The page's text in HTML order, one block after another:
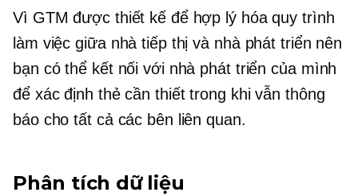
Vì GTM được thiết kế để hợp lý hóa quy trình
làm việc giữa nhà tiếp thị và nhà phát triển nên
bạn có thể kết nối với nhà phát triển của mình
để xác định thẻ cần thiết trong khi vẫn thông
báo cho tất cả các bên liên quan.
Phân tích dữ liệu